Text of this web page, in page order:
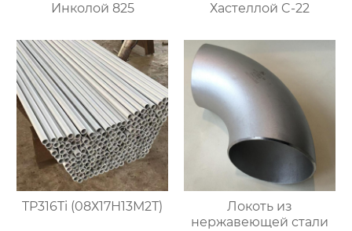
Инколой 825 Хастеллой C-22
TP316Ti (08Х17Н13М2Т)
Локоть из
нержавеющей стали